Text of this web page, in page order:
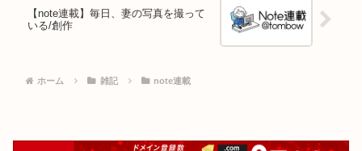
【note連載】毎日、妻の写真を撮って
いる/創作
ホーム 雑記 note連載